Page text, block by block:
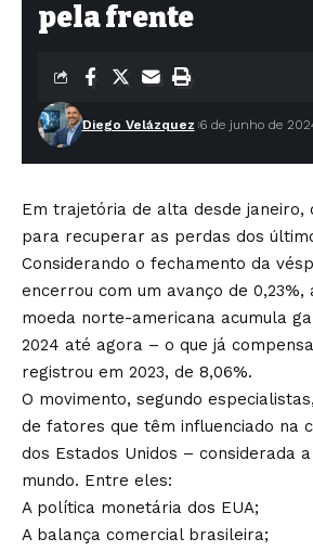
pela frente
Diego Velázquez 6 de junho de
Em trajetória de alta desde janeiro,
para recuperar as perdas dos
Considerando o fechamento da
encerrou com um avanço de 0,23%,
moeda norte-americana acumula
2024 até agora – o que já
registrou em 2023, de 8,06%.
O movimento, segundo
de fatores que têm influenciado na
dos Estados Unidos – considerada
mundo. Entre eles:
A política monetária dos EUA;
A balança comercial brasileira;